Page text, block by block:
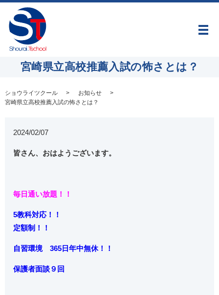
メ
宮崎県立高校推薦入試の怖さとは？
ショウライツクール
お知らせ
宮崎県立高校推薦入試の怖さとは？
2024/02/07
皆さん、おはようございます。
毎日通い放題！！
5教科対応！！
定額制！！
自習環境 365日年中無休！！
保護者面談９回